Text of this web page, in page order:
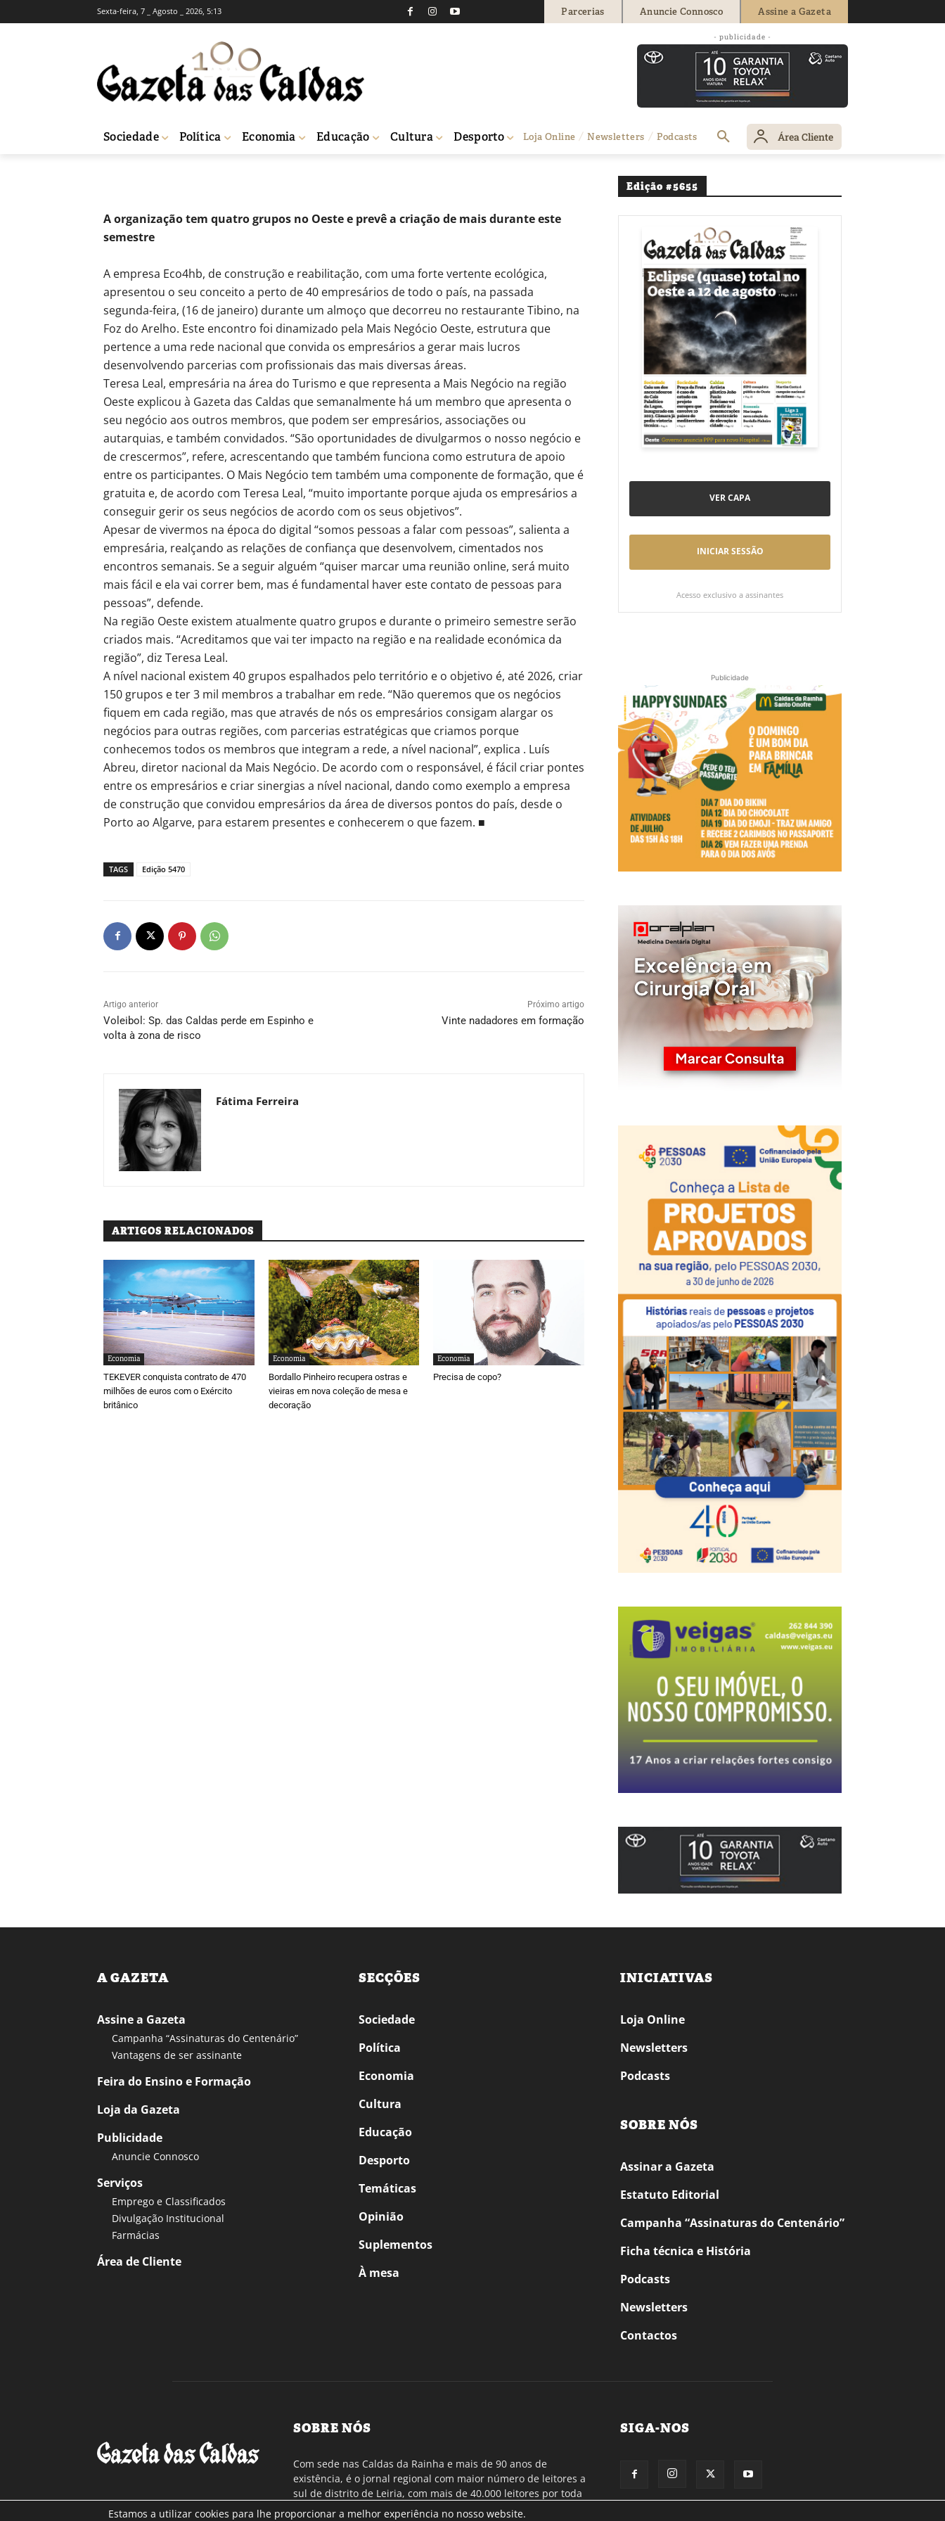
Sexta-feira, 7 _ Agosto _ 2026, 5:13 Parcerias Anuncie Connosco Assine a Gazeta
- publicidade -
Sociedade Política Economia Educação Cultura Desporto Loja Online Newsletters Podcasts Área Cliente
ECONOMIA
Mais Negócio junta empresários e gera oportunidades
Fátima Ferreira - 23 de Janeiro, 2023
A organização tem quatro grupos no Oeste e prevê a criação de mais durante este
semestre
A empresa Eco4hb, de construção e reabilitação, com uma forte vertente ecológica,
apresentou o seu conceito a perto de 40 empresários de todo o país, na passada
segunda-feira, (16 de janeiro) durante um almoço que decorreu no restaurante Tibino, na
Foz do Arelho. Este encontro foi dinamizado pela Mais Negócio Oeste, estrutura que
pertence a uma rede nacional que convida os empresários a gerar mais lucros
desenvolvendo parcerias com profissionais das mais diversas áreas.
Teresa Leal, empresária na área do Turismo e que representa a Mais Negócio na região
Oeste explicou à Gazeta das Caldas que semanalmente há um membro que apresenta o
seu negócio aos outros membros, que podem ser empresários, associações ou
autarquias, e também convidados. “São oportunidades de divulgarmos o nosso negócio e
de crescermos”, refere, acrescentando que também funciona como estrutura de apoio
entre os participantes. O Mais Negócio tem também uma componente de formação, que é
gratuita e, de acordo com Teresa Leal, “muito importante porque ajuda os empresários a
conseguir gerir os seus negócios de acordo com os seus objetivos”.
Apesar de vivermos na época do digital “somos pessoas a falar com pessoas”, salienta a
empresária, realçando as relações de confiança que desenvolvem, cimentados nos
encontros semanais. Se a seguir alguém “quiser marcar uma reunião online, será muito
mais fácil e ela vai correr bem, mas é fundamental haver este contato de pessoas para
pessoas”, defende.
Na região Oeste existem atualmente quatro grupos e durante o primeiro semestre serão
criados mais. “Acreditamos que vai ter impacto na região e na realidade económica da
região”, diz Teresa Leal.
A nível nacional existem 40 grupos espalhados pelo território e o objetivo é, até 2026, criar
150 grupos e ter 3 mil membros a trabalhar em rede. “Não queremos que os negócios
fiquem em cada região, mas que através de nós os empresários consigam alargar os
negócios para outras regiões, com parcerias estratégicas que criamos porque
conhecemos todos os membros que integram a rede, a nível nacional”, explica . Luís
Abreu, diretor nacional da Mais Negócio. De acordo com o responsável, é fácil criar pontes
entre os empresários e criar sinergias a nível nacional, dando como exemplo a empresa
de construção que convidou empresários da área de diversos pontos do país, desde o
Porto ao Algarve, para estarem presentes e conhecerem o que fazem. ■
TAGS Edição 5470
Artigo anterior
Voleibol: Sp. das Caldas perde em Espinho e
volta à zona de risco
Próximo artigo
Vinte nadadores em formação
Fátima Ferreira
ARTIGOS RELACIONADOS
Economia
TEKEVER conquista contrato de 470
milhões de euros com o Exército
britânico
Economia
Bordallo Pinheiro recupera ostras e
vieiras em nova coleção de mesa e
decoração
Economia
Precisa de copo?
Edição #5655
VER CAPA
INICIAR SESSÃO
Acesso exclusivo a assinantes
Publicidade
A GAZETA
Assine a Gazeta
Campanha “Assinaturas do Centenário”
Vantagens de ser assinante
Feira do Ensino e Formação
Loja da Gazeta
Publicidade
Anuncie Connosco
Serviços
Emprego e Classificados
Divulgação Institucional
Farmácias
Área de Cliente
SECÇÕES
Sociedade
Política
Economia
Cultura
Educação
Desporto
Temáticas
Opinião
Suplementos
À mesa
INICIATIVAS
Loja Online
Newsletters
Podcasts
SOBRE NÓS
Assinar a Gazeta
Estatuto Editorial
Campanha “Assinaturas do Centenário”
Ficha técnica e História
Podcasts
Newsletters
Contactos
SOBRE NÓS
Com sede nas Caldas da Rainha e mais de 90 anos de
existência, é o jornal regional com maior número de leitores a
sul de distrito de Leiria, com mais de 40.000 leitores por toda
a região Oeste. Jornal com distribuição em Portugal
SIGA-NOS
Estamos a utilizar cookies para lhe proporcionar a melhor experiência no nosso website.